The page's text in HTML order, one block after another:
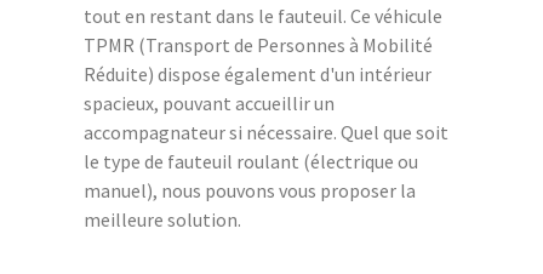
tout en restant dans le fauteuil. Ce véhicule
TPMR (Transport de Personnes à Mobilité
Réduite) dispose également d'un intérieur
spacieux, pouvant accueillir un
accompagnateur si nécessaire. Quel que soit
le type de fauteuil roulant (électrique ou
manuel), nous pouvons vous proposer la
meilleure solution.